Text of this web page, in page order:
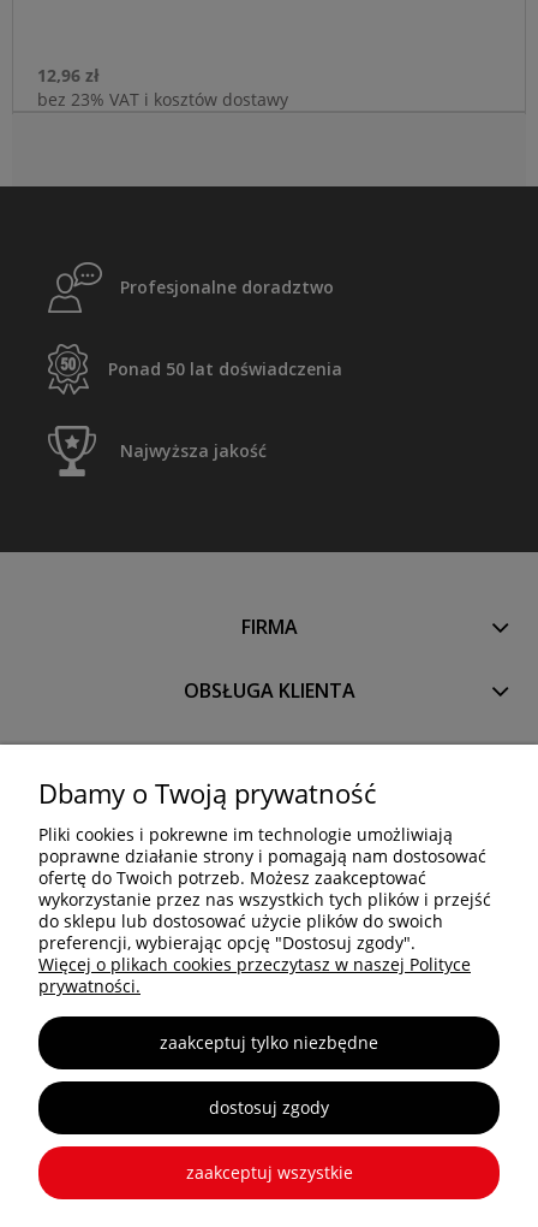
12,96 zł
bez 23% VAT i kosztów dostawy
Profesjonalne doradztwo
Ponad 50 lat doświadczenia
Najwyższa jakość
FIRMA
OBSŁUGA KLIENTA
PRODUKTY
OCTANORM SYSTEM Polska Sp. z o.o. Sp. k.
Trakt Brzeski 83
05-077 Warszawa
Tel: +48 22 773 03 50
info@octa.pl
www.octanorm.pl
Copyright © 2025 OCTANORM
Dbamy o Twoją prywatność
Pliki cookies i pokrewne im technologie umożliwiają
poprawne działanie strony i pomagają nam dostosować
ofertę do Twoich potrzeb. Możesz zaakceptować
wykorzystanie przez nas wszystkich tych plików i przejść
do sklepu lub dostosować użycie plików do swoich
preferencji, wybierając opcję "Dostosuj zgody".
Więcej o plikach cookies przeczytasz w naszej Polityce
prywatności.
zaakceptuj tylko niezbędne
dostosuj zgody
zaakceptuj wszystkie